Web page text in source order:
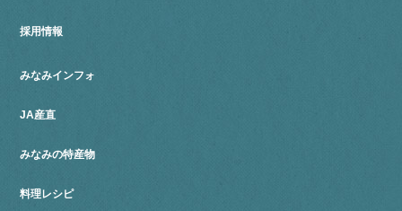
採用情報
みなみインフォ
JA産直
みなみの特産物
料理レシピ